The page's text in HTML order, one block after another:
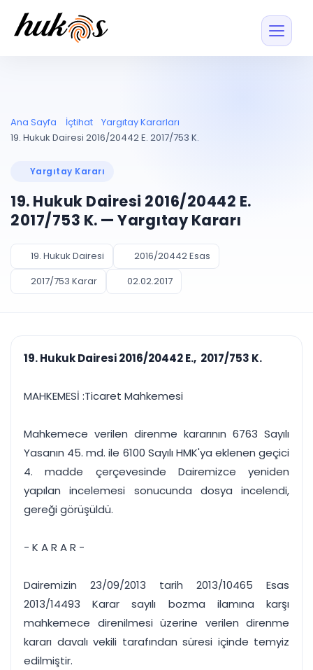
Entegrasyonu
UYAP ile otomatik
UYAP Evrak
Entegrasyonu
UETS Entegrasyonu
Tebligatları anında
Müvekkil ve taraf
Vekalet
PLANLAMA & TAKİP
Pano ve Takip
Duruşma ve görev
takvimi
Bildirim
AKILLI & FİNANS
takibi
Tek panelde uçtan uca yönetim
UYAP & UETS entegrasyonundan finansa, hepsi bir arada.
Tüm özellikleri inceleyin Ücretsiz Başlayın
Blog
Ücretsiz Başlayın Giriş Yap
Ana Sayfa İçtihat
Yargıtay Kararları
19. Hukuk Dairesi 2016/20442 E. 2017/753 K.
Yargıtay Kararı
19. Hukuk Dairesi 2016/20442 E.
2017/753 K. — Yargıtay Kararı
19. Hukuk Dairesi
2016/20442 Esas
2017/753 Karar
02.02.2017
19. Hukuk Dairesi 2016/20442 E., 2017/753 K.
MAHKEMESİ :Ticaret Mahkemesi
Mahkemece verilen direnme kararının 6763 Sayılı
Yasanın 45. md. ile 6100 Sayılı HMK'ya eklenen geçici
4. madde çerçevesinde Dairemizce yeniden
yapılan incelemesi sonucunda dosya incelendi,
gereği görüşüldü.
- K A R A R -
Dairemizin 23/09/2013 tarih 2013/10465 Esas
2013/14493 Karar sayılı bozma ilamına karşı
mahkemece direnilmesi üzerine verilen direnme
kararı davalı vekili tarafından süresi içinde temyiz
edilmiştir.